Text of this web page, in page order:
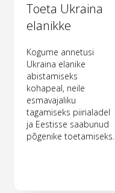
Toeta Ukraina
elanikke
Kogume annetusi
Ukraina elanike
abistamiseks
kohapeal, neile
esmavajaliku
tagamiseks piirialadel
ja Eestisse saabunud
põgenike toetamiseks.